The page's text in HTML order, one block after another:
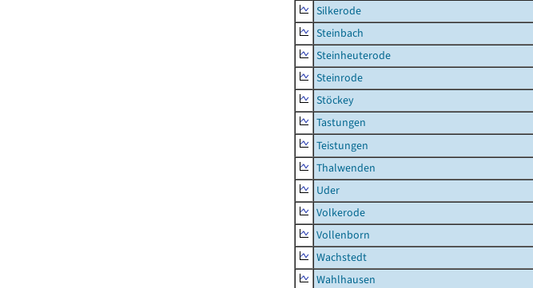
Silkerode
Steinbach
Steinheuterode
Steinrode
Stöckey
Tastungen
Teistungen
Thalwenden
Uder
Volkerode
Vollenborn
Wachstedt
Wahlhausen